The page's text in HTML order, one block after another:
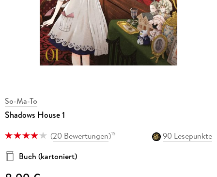
So-Ma-To
Shadows House 1
(20 Bewertungen)15
90 Lesepunkte
Buch (kartoniert)